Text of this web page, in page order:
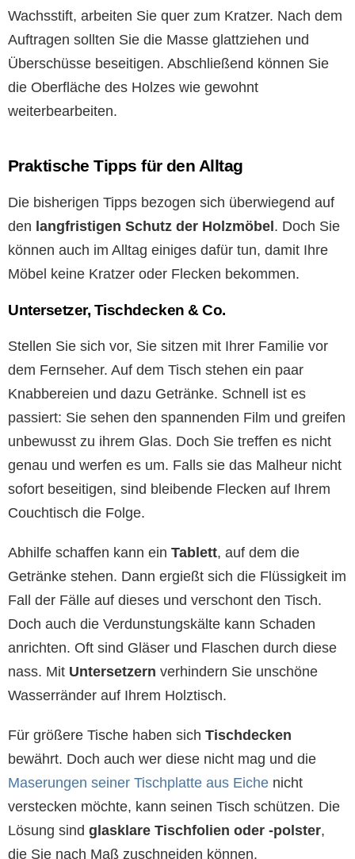
Wachsstift, arbeiten Sie quer zum Kratzer. Nach dem
Auftragen sollten Sie die Masse glattziehen und
Überschüsse beseitigen. Abschließend können Sie
die Oberfläche des Holzes wie gewohnt
weiterbearbeiten.
Praktische Tipps für den Alltag
Die bisherigen Tipps bezogen sich überwiegend auf
den langfristigen Schutz der Holzmöbel. Doch Sie
können auch im Alltag einiges dafür tun, damit Ihre
Möbel keine Kratzer oder Flecken bekommen.
Untersetzer, Tischdecken & Co.
Stellen Sie sich vor, Sie sitzen mit Ihrer Familie vor
dem Fernseher. Auf dem Tisch stehen ein paar
Knabbereien und dazu Getränke. Schnell ist es
passiert: Sie sehen den spannenden Film und greifen
unbewusst zu ihrem Glas. Doch Sie treffen es nicht
genau und werfen es um. Falls sie das Malheur nicht
sofort beseitigen, sind bleibende Flecken auf Ihrem
Couchtisch die Folge.
Abhilfe schaffen kann ein Tablett, auf dem die
Getränke stehen. Dann ergießt sich die Flüssigkeit im
Fall der Fälle auf dieses und verschont den Tisch.
Doch auch die Verdunstungskälte kann Schaden
anrichten. Oft sind Gläser und Flaschen durch diese
nass. Mit Untersetzern verhindern Sie unschöne
Wasserränder auf Ihrem Holztisch.
Für größere Tische haben sich Tischdecken
bewährt. Doch auch wer diese nicht mag und die
Maserungen seiner Tischplatte aus Eiche nicht
verstecken möchte, kann seinen Tisch schützen. Die
Lösung sind glasklare Tischfolien oder -polster,
die Sie nach Maß zuschneiden können.